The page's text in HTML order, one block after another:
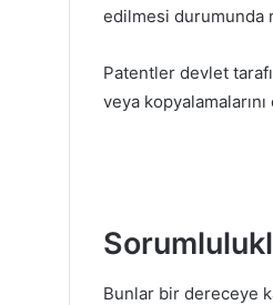
edilmesi durumunda
Patentler devlet
veya
Bunlar bir dereceye